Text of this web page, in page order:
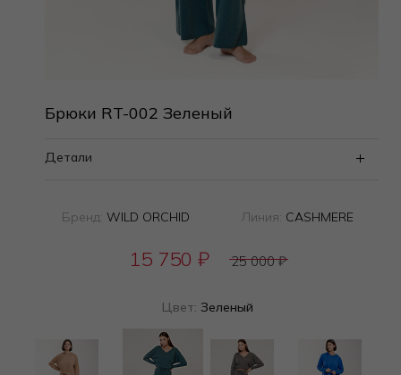
Брюки RT-002 Зеленый
Детали
Бренд: WILD ORCHID Линия: CASHMERE
15 750 ₽ 25 000₽
Цвет: Зеленый